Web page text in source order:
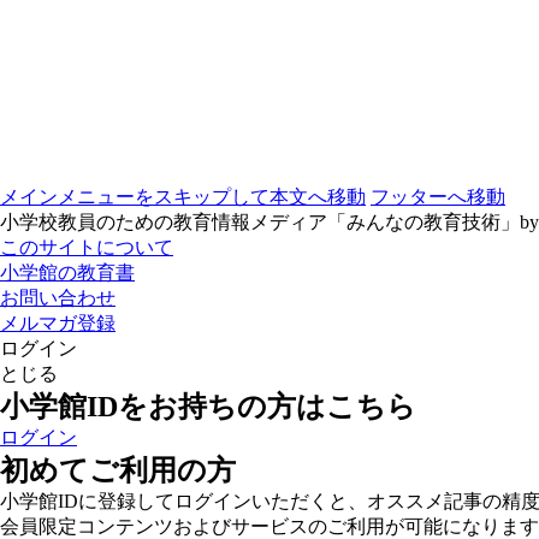
メインメニューをスキップして本文へ移動 フッターへ移動
小学校教員のための教育情報メディア「みんなの教育技術」
このサイトについて
小学館の教育書
お問い合わせ
メルマガ登録
ログイン
とじる
小学館IDをお持ちの方はこちら
ログイン
初めてご利用の方
小学館IDに登録してログインいただくと、オススメ記事の精
会員限定コンテンツおよびサービスのご利用が可能になりま